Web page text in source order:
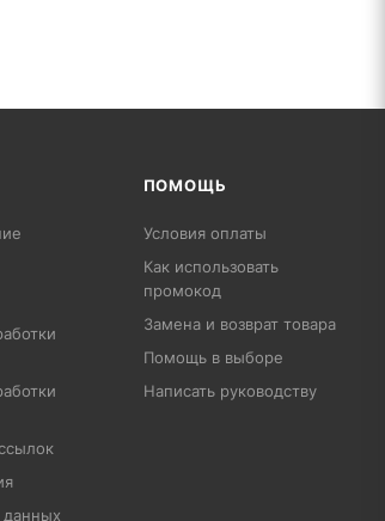
данных
ПОМОЩЬ
Условия оплаты
Как использовать
промокод
Замена и возврат товара
Помощь в выборе
Написать руководству